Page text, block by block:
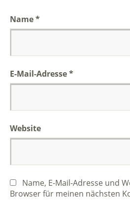
Name*
E-Mail-Adresse*
Website
Name, E-Mail-Adresse und
Browser für meinen nächsten